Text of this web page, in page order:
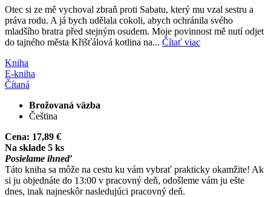
Otec si ze mě vychoval zbraň proti Sabatu, který mu vzal sestru a
práva rodu. A já bych udělala cokoli, abych ochránila svého
mladšího bratra před stejným osudem. Moje povinnost mě nutí odjet
do tajného města Křišťálová kotlina na... Čítať viac
Kniha
E-kniha
Čítaná
Brožovaná väzba
Čeština
Cena: 17,89 €
Na sklade 5 ks
Posielame ihneď
Táto kniha sa môže na cestu ku vám vybrať prakticky okamžite! Ak
si ju objednáte do 13:00 v pracovný deň, odošleme vám ju ešte
dnes, inak najneskôr nasledujúci pracovný deň.